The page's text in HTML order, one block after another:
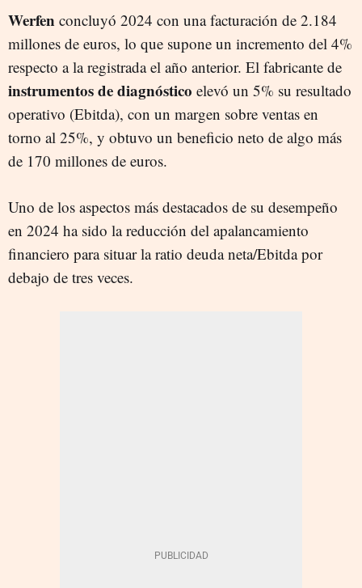
Werfen concluyó 2024 con una facturación de 2.184
millones de euros, lo que supone un incremento del 4%
respecto a la registrada el año anterior. El fabricante de
instrumentos de diagnóstico elevó un 5% su resultado
operativo (Ebitda), con un margen sobre ventas en
torno al 25%, y obtuvo un beneficio neto de algo más
de 170 millones de euros.
Uno de los aspectos más destacados de su desempeño
en 2024 ha sido la reducción del apalancamiento
financiero para situar la ratio deuda neta/Ebitda por
debajo de tres veces.